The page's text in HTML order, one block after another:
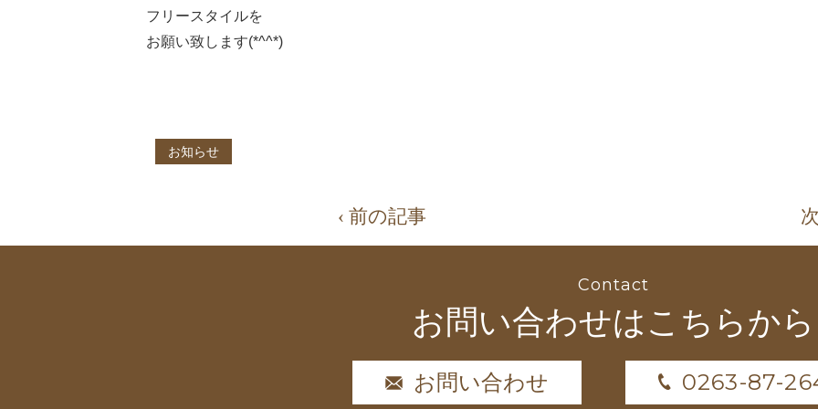
フリースタイルを
お願い致します(*^^*)
お知らせ
‹ 前の記事
Contact
お問い合わせはこちらから
お問い合わせ 0263-87-